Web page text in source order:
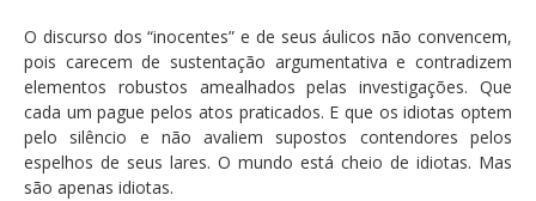
O discurso dos “inocentes” e de seus áulicos não convencem,
pois carecem de sustentação argumentativa e contradizem
elementos robustos amealhados pelas investigações. Que
cada um pague pelos atos praticados. E que os idiotas optem
pelo silêncio e não avaliem supostos contendores pelos
espelhos de seus lares. O mundo está cheio de idiotas. Mas
são apenas idiotas.